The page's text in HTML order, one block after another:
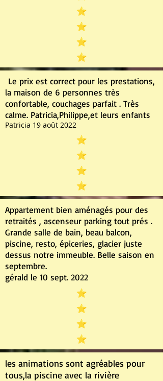
Le prix est correct pour les prestations,
la maison de 6 personnes très
confortable, couchages parfait . Très
calme. Patricia,Philippe,et leurs enfants
Patricia 19 août 2022
Appartement bien aménagés pour des
retraités , ascenseur parking tout prés .
Grande salle de bain, beau balcon,
piscine, resto, épiceries, glacier juste
dessus notre immeuble. Belle saison en
septembre.
gérald le 10 sept. 2022
les animations sont agréables pour
tous,la piscine avec la rivière